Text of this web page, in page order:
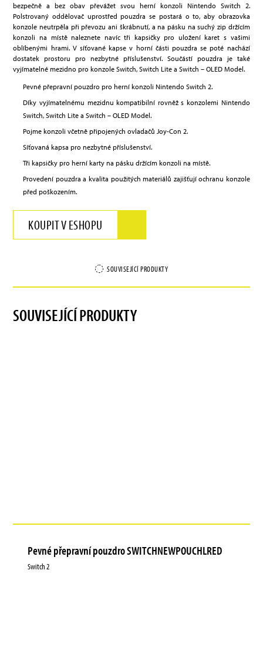
bezpečně a bez obav převážet svou herní konzoli Nintendo Switch 2.
Polstrovaný oddělovač uprostřed pouzdra se postará o to, aby obrazovka
konzole neutrpěla při převozu ani škrábnutí, a na pásku na suchý zip držícím
konzoli na místě naleznete navíc tři kapsičky pro uložení karet s vašimi
oblíbenými hrami. V síťované kapse v horní části pouzdra se poté nachází
dostatek prostoru pro nezbytné příslušenství. Součástí pouzdra je také
vyjímatelné mezidno pro konzole Switch, Switch Lite a Switch – OLED Model.
Pevné přepravní pouzdro pro herní konzoli Nintendo Switch 2.
Díky vyjímatelnému mezidnu kompatibilní rovněž s konzolemi Nintendo
Switch, Switch Lite a Switch – OLED Model.
Pojme konzoli včetně připojených ovladačů Joy-Con 2.
Síťovaná kapsa pro nezbytné příslušenství.
Tři kapsičky pro herní karty na pásku držícím konzoli na místě.
Provedení pouzdra a kvalita použitých materiálů zajišťují ochranu konzole
před poškozením.
KOUPIT V ESHOPU
SOUVISEJÍCÍ PRODUKTY
SOUVISEJÍCÍ PRODUKTY
Pevné přepravní pouzdro SWITCHNEWPOUCHLRED
Switch 2